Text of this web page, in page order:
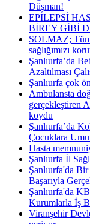
Düşman!
EPİLEPSİ
BİREY GİBİ
SOLMAZ;
sağlığımızı
Şanlıurfa’da
Azaltılması
Şanlıurfa çok
Ambulansta
gerçekleştiren
koydu
Şanlıurfa’da
Çocuklara
Hasta
Şanlıurfa İl
Şanlıurfa'da
Başarıyla
Şanlıurfa'da
Kurumlarla İş
Viranşehir